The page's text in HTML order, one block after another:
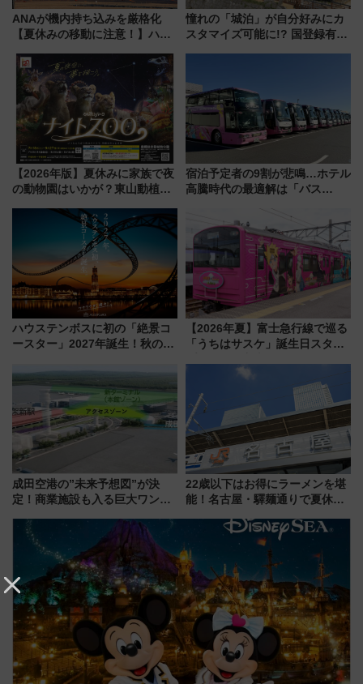
ANAが機内持ち込みを厳格化
【夏休みの移動に注意！】ハン
「身の回り品」新サイズ制限
(40×30×20cm)おさらい
憧れの「城泊」が自分好みにカ
スタマイズ可能に!? 国登録有形
ンが誕生！
【2026年版】夏休みに家族で夜
の動物園はいかが？東山動植物
ZOO」開催情報
宿泊予定者の9割が悲鳴…ホテル
高騰時代の最適解は「バス
した、推し活遠征や観光時のリ
アルな懐事情
ハウステンボスに初の「絶景コ
ースター」2027年誕生！秋の
ろも一挙紹介
【2026年夏】富士急行線で巡る
「うちはサスケ」誕生日スタン
定グルメ＆グッズ徹底ガイド
成田空港の”未来予想図”が決
定！商業施設も入る巨大ワンタ
で新型特急が品川･羽田とを結
ぶ！ JR空港駅は2面3線化！
22歳以下はお得にラーメンを堪
能！名古屋・驛麺通りで夏休み
よりスタート